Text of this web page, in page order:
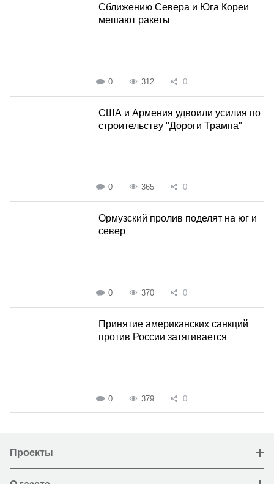
Сближению Севера и Юга Кореи
мешают ракеты
0 312 0
США и Армения удвоили усилия по
строительству "Дороги Трампа"
0 365 0
Ормузский пролив поделят на юг и
север
0 370 0
Принятие американских санкций
против России затягивается
0 379 0
Проекты